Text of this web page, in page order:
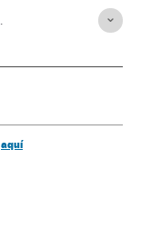
Migração
aquí